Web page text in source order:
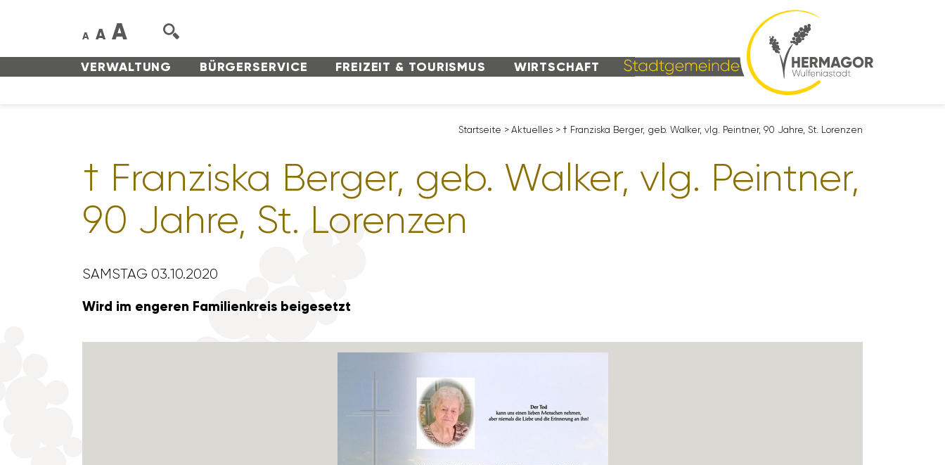
VERWAL­TUNG BÜRGER­SERVICE FREI­ZEIT & TOURISMUS WIRT­SCHAFT
A A A
Start­seite > Aktu­elles > † Fran­ziska Berger, geb. Walker, vlg. Peintner, 90 Jahre, St. Lorenzen
† Fran­ziska Berger, geb. Walker, vlg. Peintner,
90 Jahre, St. Lorenzen
SAMSTAG 03.10.2020
Wird im engeren Fami­li­en­kreis beige­setzt